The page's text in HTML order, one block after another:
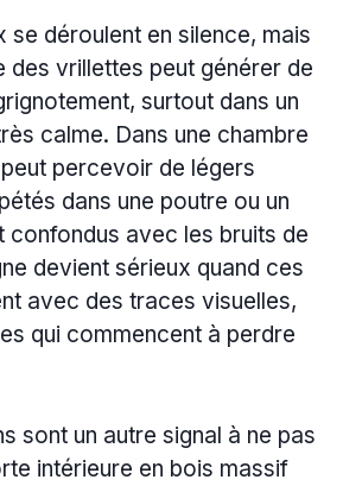
se déroulent en silence, mais
des vrillettes peut générer de
surtout dans un
calme. Dans une chambre
percevoir de légers
dans une poutre ou un
confondus avec les bruits de
devient sérieux quand ces
avec des traces visuelles,
qui commencent à perdre
sont un autre signal à ne pas
intérieure en bois massif